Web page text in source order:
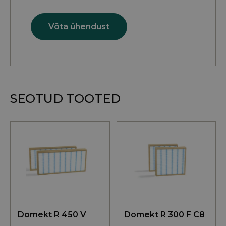
Võta ühendust
SEOTUD TOOTED
Domekt R 450 V
tootel
mitu
teha
Domekt R 300 F C8
teha
woocommerce_cart_hash
Automattic